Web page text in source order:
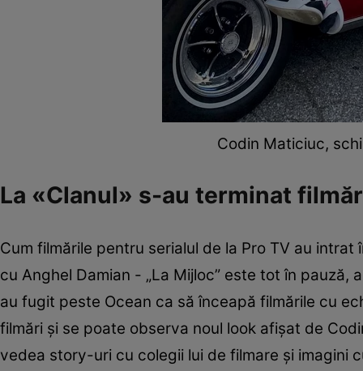
Codin Maticiuc,
La «Clanul» s-au terminat
Cum filmările pentru serialul de la Pro TV au
cu Anghel Damian - „La Mijloc” este tot în
au fugit peste Ocean ca să înceapă filmările cu
filmări şi se poate observa noul look afişat de
vedea story-uri cu colegii lui de filmare şi imagini